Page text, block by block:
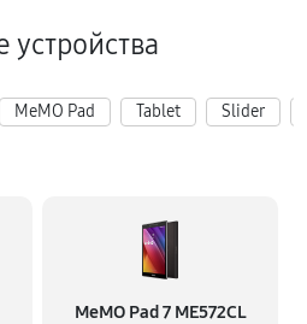
устройства
MeMO Pad Tablet Slider
MeMO Pad 7 ME572CL